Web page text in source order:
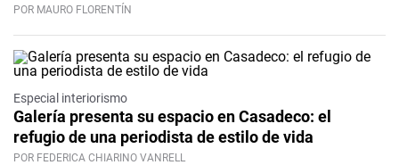
POR MAURO FLORENTÍN
Especial interiorismo
Galería presenta su espacio en Casadeco: el
refugio de una periodista de estilo de vida
POR FEDERICA CHIARINO VANRELL